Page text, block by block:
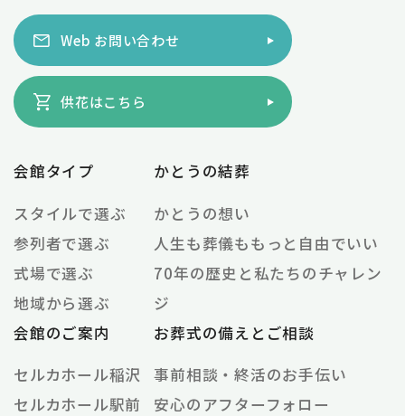
Web お問い合わせ
供花はこちら
会館タイプ
スタイルで選ぶ
参列者で選ぶ
式場で選ぶ
地域から選ぶ
会館のご案内
セルカホール稲沢
セルカホール駅前
かとうの結葬
かとうの想い
人生も葬儀ももっと自由でいい
70年の歴史と私たちのチャレン
ジ
お葬式の備えとご相談
事前相談・終活のお手伝い
安心のアフターフォロー